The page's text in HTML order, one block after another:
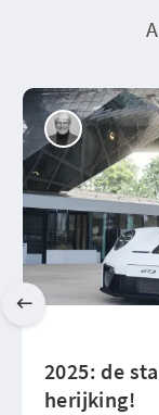
2025: de
herijking!